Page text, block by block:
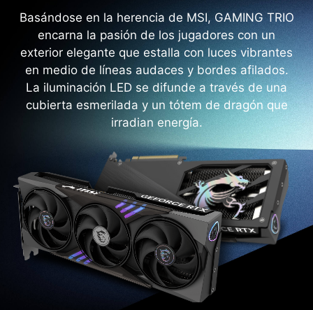
Basándose en la herencia de MSI, GAMING TRIO
encarna la pasión de los jugadores con un
exterior elegante que estalla con luces vibrantes
en medio de líneas audaces y bordes afilados.
La iluminación LED se difunde a través de una
cubierta esmerilada y un tótem de dragón que
irradian energía.